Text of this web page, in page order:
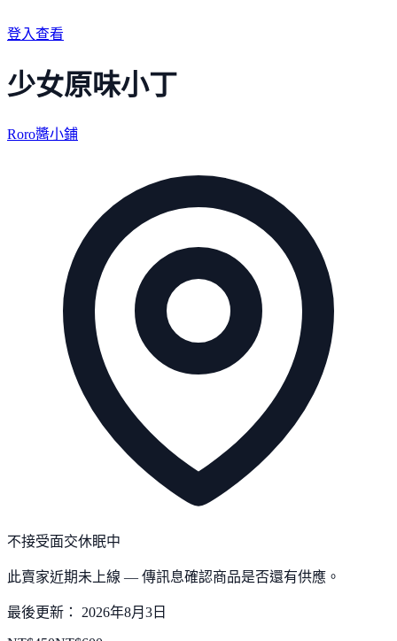
登入查看
少女原味小丁
Roro醬小鋪
不接受面交休眠中
此賣家近期未上線 — 傳訊息確認商品是否還有供應。
最後更新： 2026年8月3日